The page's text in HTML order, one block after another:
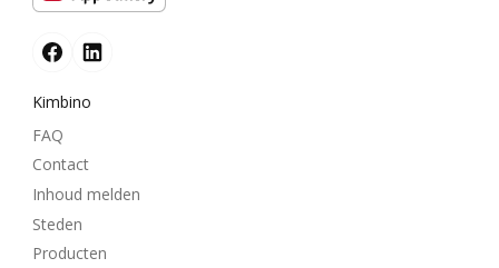
Kimbino
FAQ
Contact
Inhoud melden
Steden
Producten